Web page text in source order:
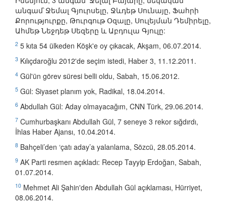
անգամ`Ջեմալ Գյուրսելը, Ջևդեթ Սունայը, Ֆահրի
Քորություրքը, Թուրգութ Օզալը, Սուլեյման Դեմիրելը,
Ահմեթ Նեջդեթ Սեզերը և Աբդուլա Գյուլը:
2 5 kıta 54 ülkeden Köşk'e oy çıkacak, Akşam, 06.07.2014.
3 Kılıçdaroğlu 2012'de seçim istedi, Haber 3, 11.12.2011.
4 Gül'ün görev süresi belli oldu, Sabah, 15.06.2012.
5 Gül: Siyaset planım yok, Radikal, 18.04.2014.
6 Abdullah Gül: Aday olmayacağım, CNN Türk, 29.06.2014.
7 Cumhurbaşkanı Abdullah Gül, 7 seneye 3 rekor sığdırdı,
İhlas Haber Ajansı, 10.04.2014.
8 Bahçeli’den ‘çatı aday’a yalanlama, Sözcü, 28.05.2014.
9 AK Parti resmen açıkladı: Recep Tayyip Erdoğan, Sabah,
01.07.2014.
10 Mehmet Ali Şahin'den Abdullah Gül açıklaması, Hürriyet,
08.06.2014.